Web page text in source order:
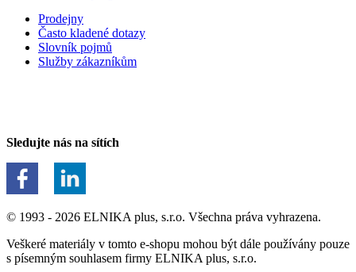
Prodejny
Často kladené dotazy
Slovník pojmů
Služby zákazníkům
Sledujte nás na sítích
© 1993 - 2026 ELNIKA plus, s.r.o. Všechna práva vyhrazena.
Veškeré materiály v tomto e-shopu mohou být dále používány pouze
s písemným souhlasem firmy ELNIKA plus, s.r.o.